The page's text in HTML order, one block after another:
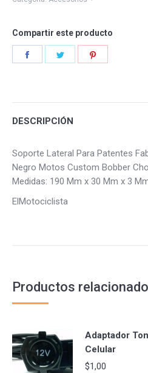
Compartir este producto
DESCRIPCIÓN
Soporte Lateral Para Patentes
Negro Motos Custom Bobber
Medidas: 190 Mm x 30 Mm x 3
ElMotociclista
Productos
Adaptador
Celular
$1,00